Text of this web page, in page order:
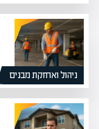
ניהול ואחזקת מבנים